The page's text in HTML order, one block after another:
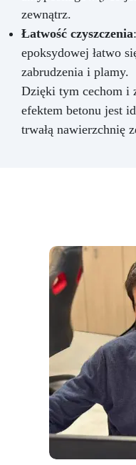
zewnątrz.
Łatwość czyszczenia
epoksydowej łatwo
zabrudzenia i plamy.
Dzięki tym cechom i
efektem betonu jest
trwałą nawierzchnię